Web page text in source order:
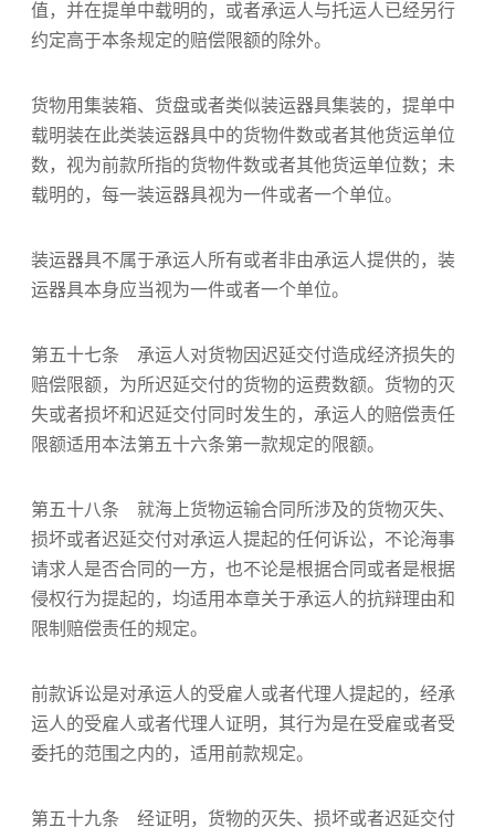
值，并在提单中载明的，或者承运人与托运人已经另行
约定高于本条规定的赔偿限额的除外。
货物用集装箱、货盘或者类似装运器具集装的，提单中
载明装在此类装运器具中的货物件数或者其他货运单位
数，视为前款所指的货物件数或者其他货运单位数；未
载明的，每一装运器具视为一件或者一个单位。
装运器具不属于承运人所有或者非由承运人提供的，装
运器具本身应当视为一件或者一个单位。
第五十七条 承运人对货物因迟延交付造成经济损失的
赔偿限额，为所迟延交付的货物的运费数额。货物的灭
失或者损坏和迟延交付同时发生的，承运人的赔偿责任
限额适用本法第五十六条第一款规定的限额。
第五十八条 就海上货物运输合同所涉及的货物灭失、
损坏或者迟延交付对承运人提起的任何诉讼，不论海事
请求人是否合同的一方，也不论是根据合同或者是根据
侵权行为提起的，均适用本章关于承运人的抗辩理由和
限制赔偿责任的规定。
前款诉讼是对承运人的受雇人或者代理人提起的，经承
运人的受雇人或者代理人证明，其行为是在受雇或者受
委托的范围之内的，适用前款规定。
第五十九条 经证明，货物的灭失、损坏或者迟延交付